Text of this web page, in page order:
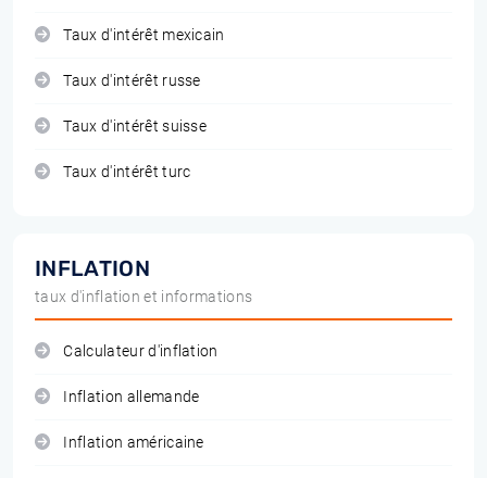
Taux d'intérêt mexicain
Taux d'intérêt russe
Taux d'intérêt suisse
Taux d'intérêt turc
INFLATION
taux d'inflation et informations
Calculateur d'inflation
Inflation allemande
Inflation américaine